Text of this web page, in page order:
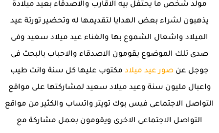
مولد شخص ما يحتفل بيه الاقارب والاصدقاء بعيد ميلادة
يذهبون لشراء بعض الهدايا لتقديمها له وتحضير تورتة عيد
الميلاد واشعال الشموع بها والغناء عيد ميلاد سعيد وفى
صدى تلك الموضوع يقومون الاصدقاء والاحباب بالبحث فى
جوجل عن صور عيد ميلاد مكتوب عليها كل سنة وانت طيب
واعبال مليون سنة وعيد ميلاد سعيد لمشاركتها على مواقع
التواصل الاجتماعى فيس بوك تويتر واتساب والكثير من مواقع
التواصل الاجتماعى الاخرى ويقومون بعمل مشاركة مع